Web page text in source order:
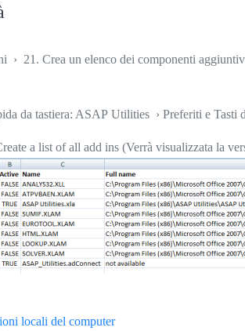
› 21. Crea un elenco dei componenti
da tastiera: ASAP Utilities › Preferiti e Tasti
a list of all add ins (Verrà visualizzata la
locali del computer